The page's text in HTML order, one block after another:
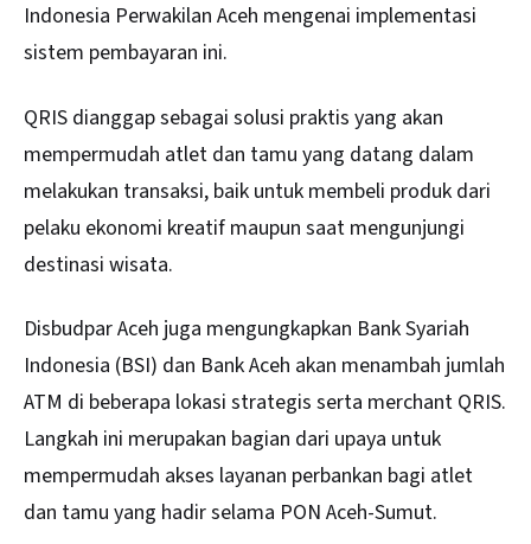
Indonesia Perwakilan Aceh mengenai implementasi
sistem pembayaran ini.
QRIS dianggap sebagai solusi praktis yang akan
mempermudah atlet dan tamu yang datang dalam
melakukan transaksi, baik untuk membeli produk dari
pelaku ekonomi kreatif maupun saat mengunjungi
destinasi wisata.
Disbudpar Aceh juga mengungkapkan Bank Syariah
Indonesia (BSI) dan Bank Aceh akan menambah jumlah
ATM di beberapa lokasi strategis serta merchant QRIS.
Langkah ini merupakan bagian dari upaya untuk
mempermudah akses layanan perbankan bagi atlet
dan tamu yang hadir selama PON Aceh-Sumut.